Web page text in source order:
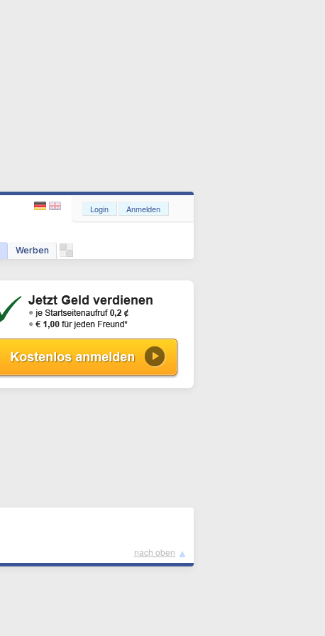
Werben
Login Anmelden
nach oben ▲